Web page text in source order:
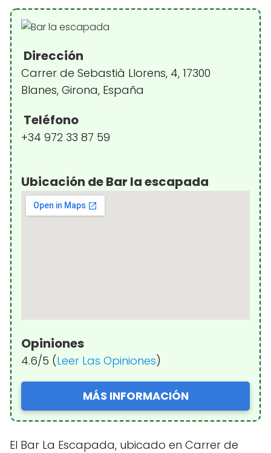
Dirección
Carrer de Sebastià Llorens, 4, 17300
Blanes, Girona, España
Teléfono
+34 972 33 87 59
Ubicación de Bar la escapada
Opiniones
4.6/5 (Leer Las Opiniones)
MÁS INFORMACIÓN
El Bar La Escapada, ubicado en Carrer de